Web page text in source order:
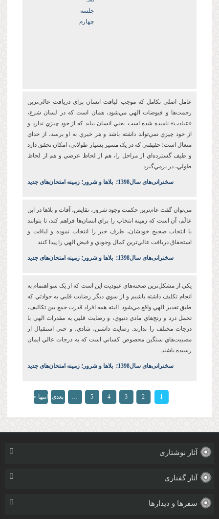
جلسه
چهارم
عامل اصلي تکامل که موجب لياقت انسان براي دريافت عالي‌ترين
رحمت‌ها و فيوضات الهي مي‌شود، همان است که در لسان شرع،
«عبادت» ناميده شده است. يعني انسان بيابد که از خود چيزي ندارد و
از خود چيزي نمي‌تواند داشته باشد و هر خيري به او برسد، از خداي
متعال است؛ حقيقتي که در يک مسير بسيار طولاني، امکان تحقق دارد
و طيف گسترده‌اي از مراحل را، هم از لحاظ عرضي و هم از لحاظ
طولي، در برمي‌گيرد.
سخنرانی‌های سال1398 ؛ بلاها و شرور؛ زمینه امتحان‌های جدید
می‌توان گفت عام‌ترين حکمت وجود شرور، نقايص، آفات و بلاها در اين
عالَم، آن است که زمينه انتخاب را براي انسان‌ها فراهم کند، تا بتوانند
با انتخاب صحيح خودشان، طرف خير را انتخاب نموده و لياقت و
استحقاق دريافت عالي‌ترين کمال وجودي و فيض الهي را پيدا کنند.
سخنرانی‌های سال1398 ؛ بلاها و شرور؛ زمینه امتحان‌های جدید
يکي از مشکل‌ترين صحنه‌هاي عبوديت این است که از يک سو اهتمام به
انجام تکليف داشته باشيم و از سوي ديگر رضايت قلبي به حوادثي که
طبق تقدير الهي واقع مي‌شود. البته همه افراد قدرت جمع بين تکاليف،
تحمل درد و رنج‌هاي مادي دنيوي، و رضايت قلبي به مقدرات الهي با
درجات مختلف را ندارند. رضايت‌ داشتن، شادي، و حتي استقبال از
مصيبت‌هاي سنگين مخصوص کساني است که به درجات عالي ايمان
رسيده باشند.
سخنرانی‌های سال1398 ؛ بلاها و شرور؛ زمینه امتحان‌های جدید
صفحه‌ها1
2
3
4
5
… بعدی انتها »
آثار نوشتاری
آثار گفتاری
سفرها و دیدارها